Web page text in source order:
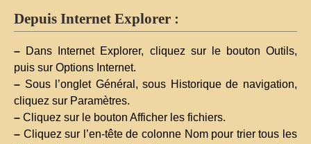
Depuis Internet Explorer :
– Dans Internet Explorer, cliquez sur le bouton Outils,
puis sur Options Internet.
– Sous l’onglet Général, sous Historique de navigation,
cliquez sur Paramètres.
– Cliquez sur le bouton Afficher les fichiers.
– Cliquez sur l’en-tête de colonne Nom pour trier tous les